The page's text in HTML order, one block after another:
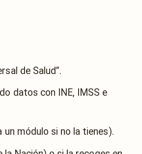
de Salud”.
datos con INE, IMSS e
módulo si no la tienes).